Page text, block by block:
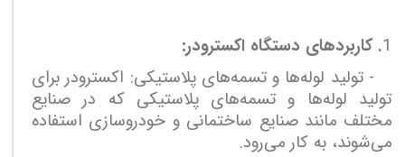
1. کاربردهای دستگاه اکسترودر:
- تولید لوله‌ها و تسمه‌های پلاستیکی: اکسترودر برای
تولید لوله‌ها و تسمه‌های پلاستیکی که در صنایع
مختلف مانند صنایع ساختمانی و خودروسازی استفاده
می‌شوند، به کار می‌رود.